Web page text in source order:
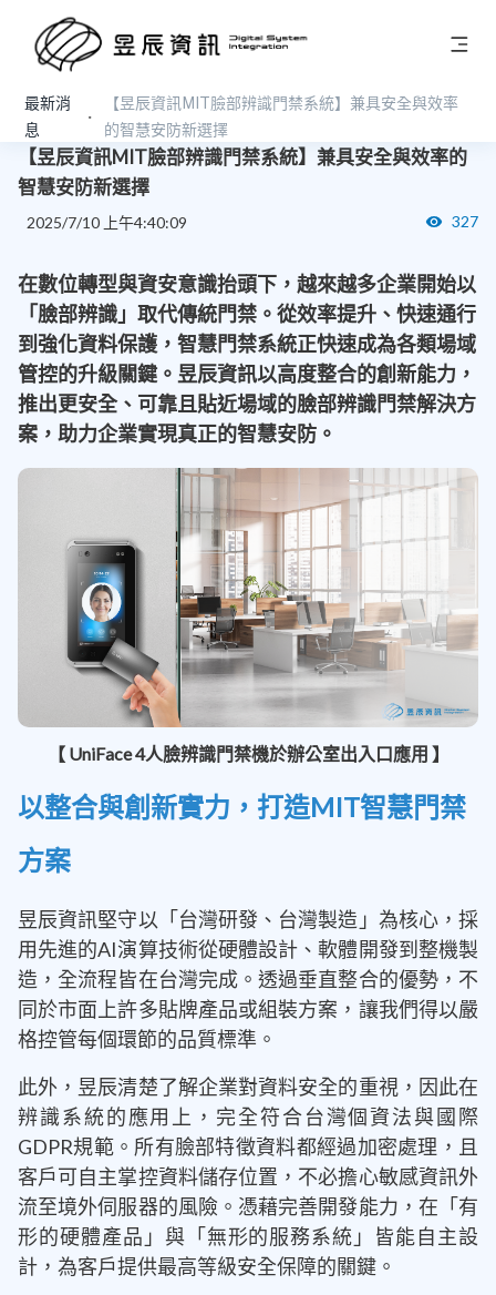
最新消
息
【昱辰資訊MIT臉部辨識門禁系統】兼具安全與效率
的智慧安防新選擇
新聞稿
【昱辰資訊MIT臉部辨識門禁系統】兼具安全與效率的
智慧安防新選擇
2025/7/10 上午4:40:09 327
在數位轉型與資安意識抬頭下，越來越多企業開始以
「臉部辨識」取代傳統門禁。從效率提升、快速通行
到強化資料保護，智慧門禁系統正快速成為各類場域
管控的升級關鍵。 昱辰資訊以高度整合的創新能力，
推出更安全、可靠且貼近場域的臉部辨識門禁解決方
案，助力企業實現真正的智慧安防。
【 UniFace 4人臉辨識門禁機於辦公室出入口應用 】
以整合與創新實力，打造MIT智慧門禁
方案
昱辰資訊堅守以「台灣研發、台灣製造」為核心，採
用先進的AI演算技術從硬體設計、軟體開發到整機製
造，全流程皆在台灣完成。透過垂直整合的優勢，不
同於市面上許多貼牌產品或組裝方案，讓我們得以嚴
格控管每個環節的品質標準。
此外，昱辰清楚了解企業對資料安全的重視，因此在
辨識系統的應用上，完全符合台灣個資法與國際
GDPR規範。所有臉部特徵資料都經過加密處理，且
客戶可自主掌控資料儲存位置，不必擔心敏感資訊外
流至境外伺服器的風險。憑藉完善開發能力，在「有
形的硬體產品」與「無形的服務系統」皆能自主設
計，為客戶提供最高等級安全保障的關鍵。